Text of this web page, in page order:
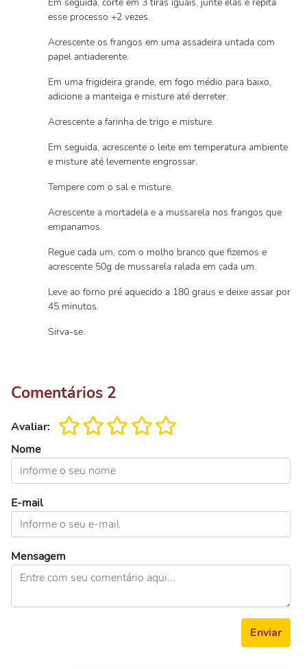
esse processo +2 vezes.
Acrescente os frangos em uma assadeira untada com
papel antiaderente.
Em uma frigideira grande, em fogo médio para baixo,
adicione a manteiga e misture até derreter.
Acrescente a farinha de trigo e misture.
Em seguida, acrescente o leite em temperatura ambiente
e misture até levemente engrossar.
Tempere com o sal e misture.
Acrescente a mortadela e a mussarela nos frangos que
empanamos.
Regue cada um, com o molho branco que fizemos e
acrescente 50g de mussarela ralada em cada um.
Leve ao forno pré aquecido a 180 graus e deixe assar por
45 minutos.
Sirva-se.
Comentários 2
Avaliar:
Nome
E-mail
Mensagem
Enviar